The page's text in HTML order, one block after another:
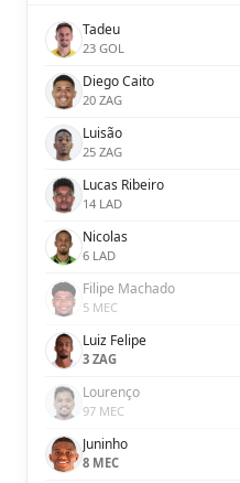
Tadeu
23 GOL
Diego Caito
20 ZAG
Luisão
25 ZAG
Lucas Ribeiro
14 LAD
Nicolas
6 LAD
Filipe Machado
5 MEC
Luiz Felipe
3 ZAG
Lourenço
97 MEC
Juninho
8 MEC